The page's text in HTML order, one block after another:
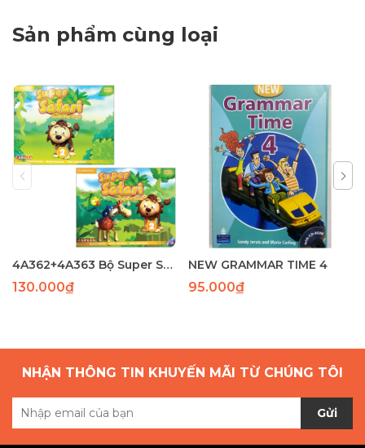
Sản phẩm cùng loại
4A362+4A363 Bộ Super Safari 1( SB+WB)(97-82) laser
130.000₫
NEW GRAMMAR TIME 4
95.000₫
NHẬN THÔNG TIN KHUYẾN MÃI TỪ CHÚNG TÔI
Gửi